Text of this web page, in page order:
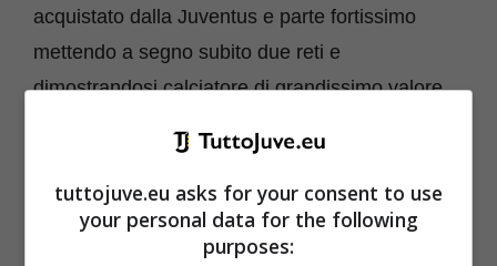
acquistato dalla Juventus e parte fortissimo
mettendo a segno subito due reti e
dimostrandosi calciatore di grandissimo valore.
Quel furto da 7mila euro a
Milik
tuttojuve.eu asks for your consent to use
your personal data for the following
purposes: